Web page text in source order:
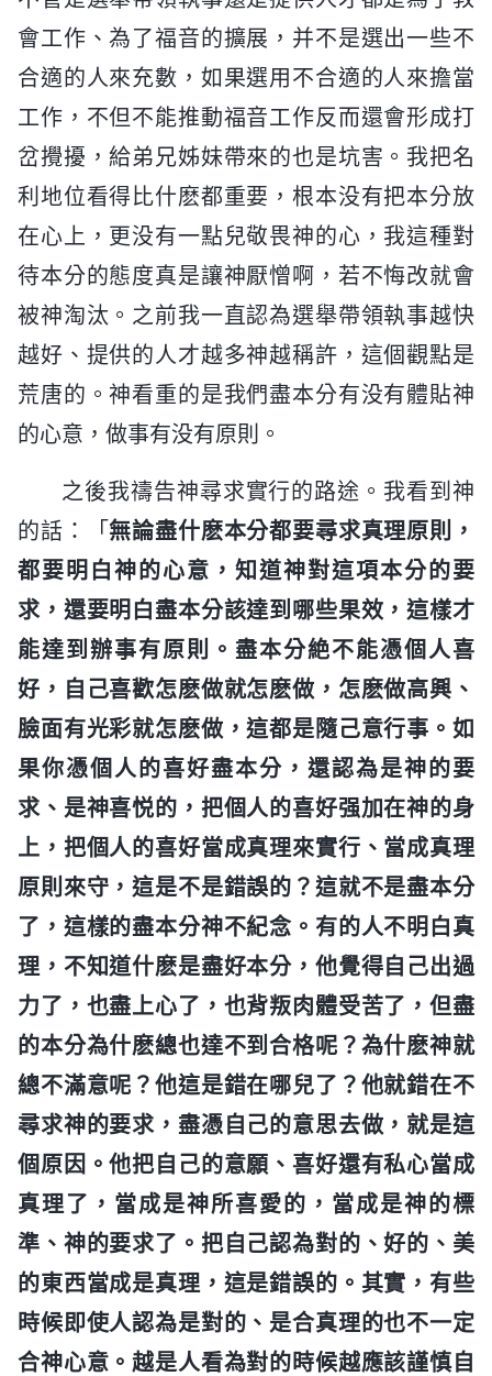
會工作、為了福音的擴展，并不是選出一些不
合適的人來充數，如果選用不合適的人來擔當
工作，不但不能推動福音工作反而還會形成打
岔攪擾，給弟兄姊妹帶來的也是坑害。我把名
利地位看得比什麽都重要，根本没有把本分放
在心上，更没有一點兒敬畏神的心，我這種對
待本分的態度真是讓神厭憎啊，若不悔改就會
被神淘汰。之前我一直認為選舉帶領執事越快
越好、提供的人才越多神越稱許，這個觀點是
荒唐的。神看重的是我們盡本分有没有體貼神
的心意，做事有没有原則。
之後我禱告神尋求實行的路途。我看到神
的話：「 無論盡什麽本分都要尋求真理原則，
都要明白神的心意，知道神對這項本分的要
求，還要明白盡本分該達到哪些果效，這樣才
能達到辦事有原則。盡本分絶不能憑個人喜
好，自己喜歡怎麽做就怎麽做，怎麽做高興、
臉面有光彩就怎麽做，這都是隨己意行事。如
果你憑個人的喜好盡本分，還認為是神的要
求、是神喜悦的，把個人的喜好强加在神的身
上，把個人的喜好當成真理來實行、當成真理
原則來守，這是不是錯誤的？這就不是盡本分
了，這樣的盡本分神不紀念。有的人不明白真
理，不知道什麽是盡好本分，他覺得自己出過
力了，也盡上心了，也背叛肉體受苦了，但盡
的本分為什麽總也達不到合格呢？為什麽神就
總不滿意呢？他這是錯在哪兒了？他就錯在不
尋求神的要求，盡憑自己的意思去做，就是這
個原因。他把自己的意願、喜好還有私心當成
真理了，當成是神所喜愛的，當成是神的標
準、神的要求了。把自己認為對的、好的、美
的東西當成是真理，這是錯誤的。其實，有些
時候即使人認為是對的、是合真理的也不一定
合神心意。越是人看為對的時候越應該謹慎自